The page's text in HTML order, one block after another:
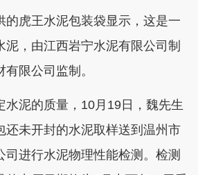
虎王水泥包装袋显示，这是一
泥，由江西岩宁水泥有限公司制
限公司监制。
泥的质量，10月19日，魏先生
还未开封的水泥取样送到温州市
司进行水泥物理性能检测。检测